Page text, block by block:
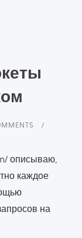
описываю,
каждое
на